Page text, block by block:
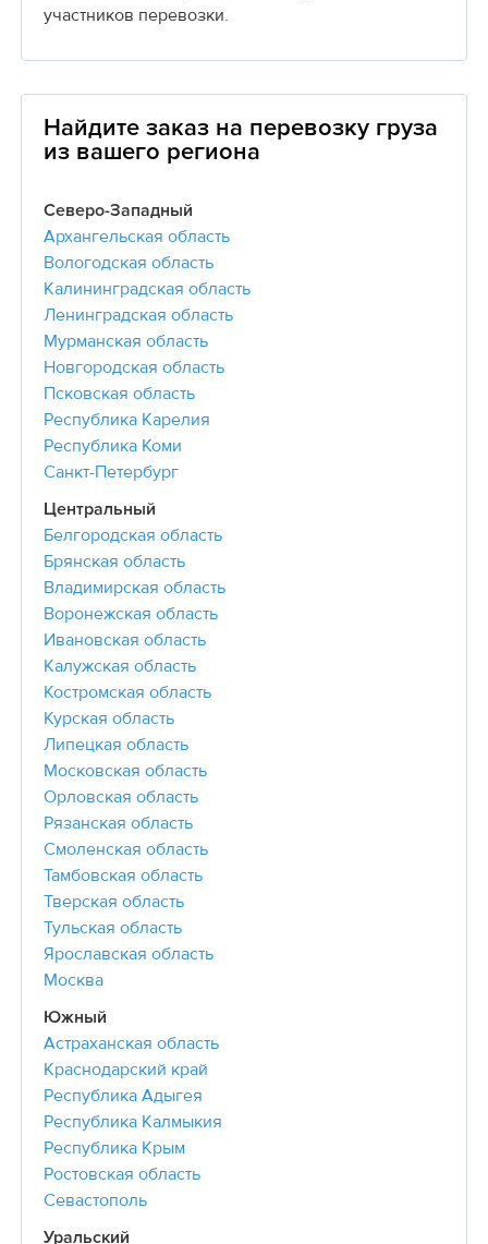
участников перевозки.
Найдите заказ на перевозку груза
из вашего региона
Северо-Западный
Архангельская область
Вологодская область
Калининградская область
Ленинградская область
Мурманская область
Новгородская область
Псковская область
Республика Карелия
Республика Коми
Санкт-Петербург
Центральный
Белгородская область
Брянская область
Владимирская область
Воронежская область
Ивановская область
Калужская область
Костромская область
Курская область
Липецкая область
Московская область
Орловская область
Рязанская область
Смоленская область
Тамбовская область
Тверская область
Тульская область
Ярославская область
Москва
Южный
Астраханская область
Краснодарский край
Республика Адыгея
Республика Калмыкия
Республика Крым
Ростовская область
Севастополь
Уральский